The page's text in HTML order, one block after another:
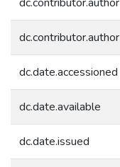
dc.contributor.author
dc.date.accessioned
dc.date.available
dc.date.issued